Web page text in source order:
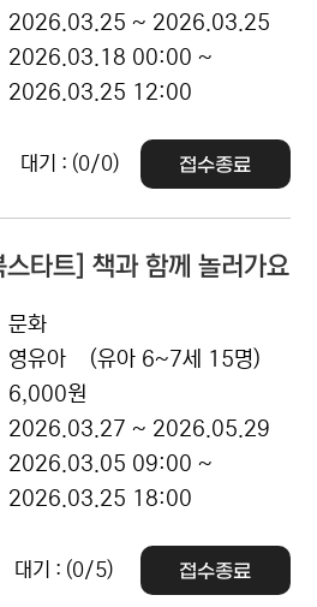
2026.03.25 ~ 2026.03.25
2026.03.18 00:00 ~
2026.03.25 12:00
대기 : (0/0) 접수종료
스타트] 책과 함께 놀러가요
문화
영유아
(유아 6~7세 15명)
6,000원
2026.03.27 ~ 2026.05.29
2026.03.05 09:00 ~
2026.03.25 18:00
대기 : (0/5) 접수종료